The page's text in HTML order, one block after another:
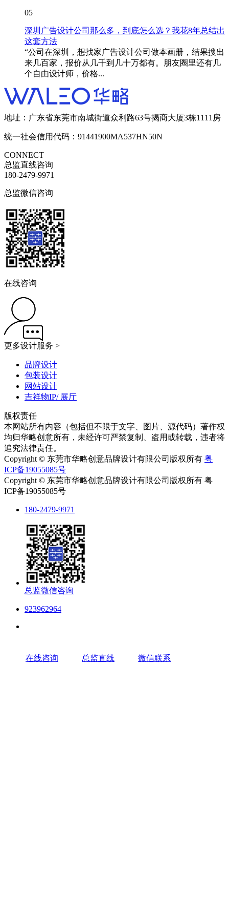
05
深圳广告设计公司那么多，到底怎么选？我花8年总结出
这套方法
“公司在深圳，想找家广告设计公司做本画册，结果搜出
来几百家，报价从几千到几十万都有。朋友圈里还有几
个自由设计师，价格...
地址：广东省东莞市南城街道众利路63号揭商大厦3栋1111房
统一社会信用代码：91441900MA537HN50N
CONNECT
总监直线咨询
180-2479-9971
总监微信咨询
在线咨询
更多设计服务 >
品牌设计
包装设计
网站设计
吉祥物IP/ 展厅
版权责任
本网站所有内容（包括但不限于文字、图片、源代码）著作权
均归华略创意所有，未经许可严禁复制、盗用或转载，违者将
追究法律责任。
Copyright © 东莞市华略创意品牌设计有限公司版权所有 粤
ICP备19055085号
Copyright © 东莞市华略创意品牌设计有限公司版权所有 粤
ICP备19055085号
180-2479-9971
总监微信咨询
923962964
在线咨询 总监直线 微信联系